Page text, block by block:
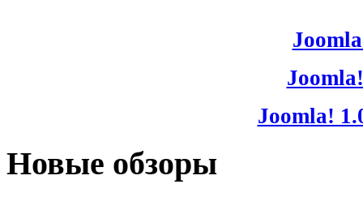
Joomla!
Новые обзоры